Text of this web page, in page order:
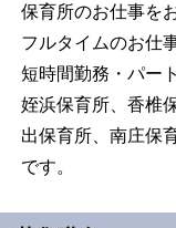
保育所のお仕事を
フルタイムのお仕
短時間勤務・パー
姪浜保育所、香椎
出保育所、南庄保
です。